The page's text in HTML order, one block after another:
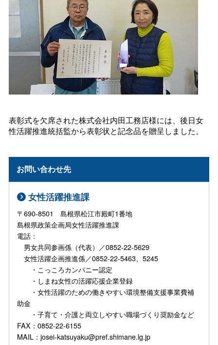
表彰式を欠席された株式会社内田工務店様には、後日女
性活躍推進統括監から表彰状と記念品を贈呈しました。
お問い合わせ先
女性活躍推進課
〒690-8501 島根県松江市殿町1番地
島根県政策企画局女性活躍推進課
電話：
男女共同参画係（代表）／0852-22-5629
女性活躍企画推進係／0852-22-5463、5245
・こっころカンパニー認定
・しまね女性の活躍応援企業登録
・女性活躍のための働きやすい環境整備支援事業費補
助金
・子育て・介護と両立しやすい職場づくり奨励金など
FAX：0852-22-6155
MAIL：josei-katsuyaku@pref.shimane.lg.jp